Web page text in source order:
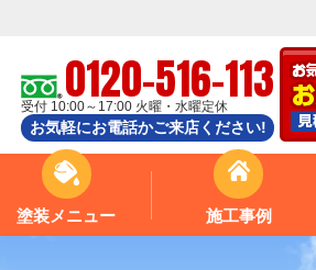
0120-516-113
受付 10:00～17:00 火曜・水曜定休
お気軽にお電話かご来店ください!
塗装メニュー 施工事例